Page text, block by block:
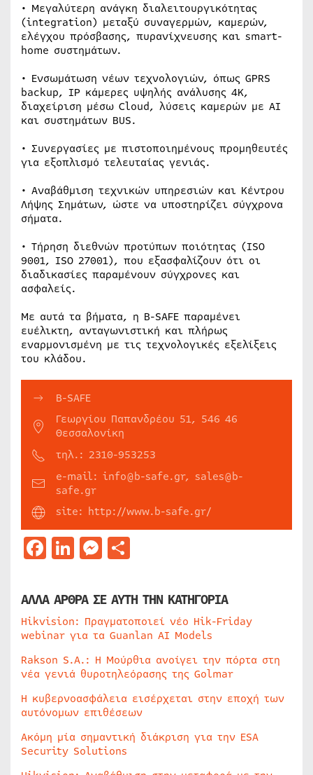
• Μεγαλύτερη ανάγκη διαλειτουργικότητας
(integration) μεταξύ συναγερμών, καμερών,
ελέγχου πρόσβασης, πυρανίχνευσης και smart-
home συστημάτων.
• Ενσωμάτωση νέων τεχνολογιών, όπως GPRS
backup, IP κάμερες υψηλής ανάλυσης 4K,
διαχείριση μέσω Cloud, λύσεις καμερών με ΑΙ
και συστημάτων BUS.
• Συνεργασίες με πιστοποιημένους προμηθευτές
για εξοπλισμό τελευταίας γενιάς.
• Αναβάθμιση τεχνικών υπηρεσιών και Κέντρου
Λήψης Σημάτων, ώστε να υποστηρίζει σύγχρονα
σήματα.
• Τήρηση διεθνών προτύπων ποιότητας (ISO
9001, ISO 27001), που εξασφαλίζουν ότι οι
διαδικασίες παραμένουν σύγχρονες και
ασφαλείς.
Με αυτά τα βήματα, η B-SAFE παραμένει
ευέλικτη, ανταγωνιστική και πλήρως
εναρμονισμένη με τις τεχνολογικές εξελίξεις
του κλάδου.
B-SAFE
Γεωργίου Παπανδρέου 51, 546 46
Θεσσαλονίκη
τηλ.: 2310-953253
e-mail: info@b-safe.gr, sales@b-
safe.gr
site: http://www.b-safe.gr/
Facebook
LinkedIn
Messenger
ΑΛΛΑ ΑΡΘΡΑ ΣΕ ΑΥΤΗ ΤΗΝ ΚΑΤΗΓΟΡΙΑ
Hikvision: Πραγματοποιεί νέο Hik-Friday
webinar για τα Guanlan AI Models
Rakson S.A.: Η Μούρθια ανοίγει την πόρτα στη
νέα γενιά θυροτηλεόρασης της Golmar
Η κυβερνοασφάλεια εισέρχεται στην εποχή των
αυτόνομων επιθέσεων
Ακόμη μία σημαντική διάκριση για την ESA
Security Solutions